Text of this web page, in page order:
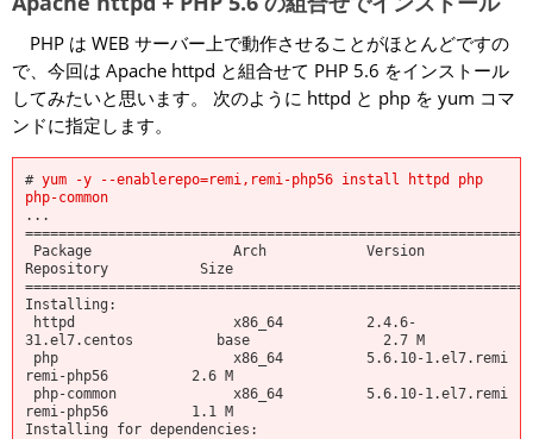
PHP は WEB サーバー上で動作させることがほとんどですの
で、今回は Apache httpd と組合せて PHP 5.6 をインストール
してみたいと思います。 次のように httpd と php を yum コマ
ンドに指定します。
# yum -y --enablerepo=remi,remi-php56 install httpd php
php-common
...
Repository           Size
Installing:
31.el7.centos          base                2.7 M
remi-php56          2.6 M
remi-php56          1.1 M
Installing for dependencies: